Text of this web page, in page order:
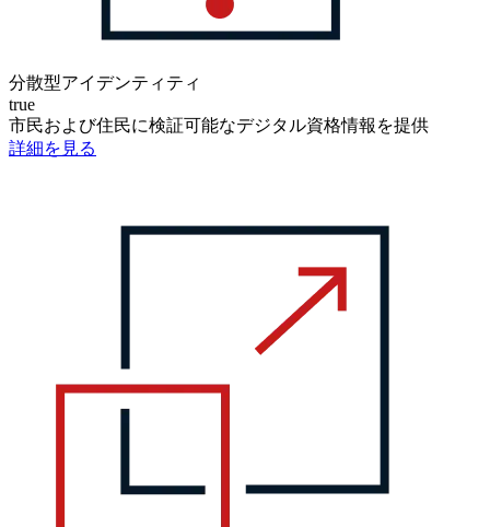
分散型アイデンティティ
true
市民および住民に検証可能なデジタル資格情報を提供
詳細を見る